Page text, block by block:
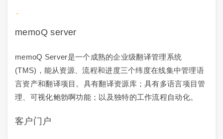
memoQ server
memoQ Server是一个成熟的企业级翻译管理系统
(TMS)，能从资源、流程和进度三个纬度在线集中管理语
言资产和翻译项目。具有翻译资源库；具有多语言项目管
理、可视化鲍勃啊功能；以及独特的工作流程自动化。
客户门户